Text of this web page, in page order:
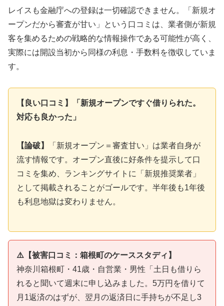
レイスも金融庁への登録は一切確認できません。「新規オ
ープンだから審査が甘い」という口コミは、業者側が新規
客を集めるための戦略的な情報操作である可能性が高く、
実際には開設当初から同様の利息・手数料を徴収していま
す。
【良い口コミ】「新規オープンですぐ借りられた。
対応も良かった」
【論破】
「新規オープン＝審査甘い」は業者自身が
流す情報です。オープン直後に好条件を提示して口
コミを集め、ランキングサイトに「新規推奨業者」
として掲載されることがゴールです。半年後も1年後
も利息地獄は変わりません。
⚠️【被害口コミ：箱根町のケーススタディ】
神奈川箱根町・41歳・自営業・男性「土日も借りら
れると聞いて週末に申し込みました。5万円を借りて
月1返済のはずが、翌月の返済日に手持ちが不足し3